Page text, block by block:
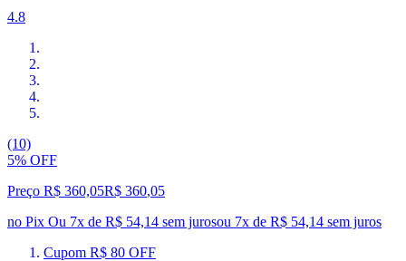
4.8
(10)
5% OFF
Preço R$ 360,05R$ 360,05
no Pix Ou 7x de R$ 54,14 sem jurosou 7x de R$ 54,14 sem juros
Cupom R$ 80 OFF